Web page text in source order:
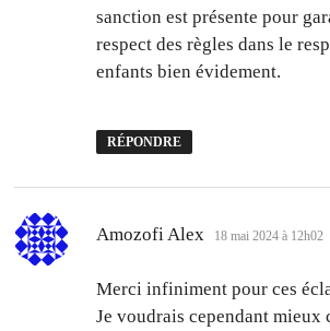
sanction est présente pour
respect des règles dans le
enfants bien évidement.
RÉPONDRE
Amozofi Alex dit :
18 mai 2024 à 12h02
Merci infiniment pour ces
Je voudrais cependant mieux